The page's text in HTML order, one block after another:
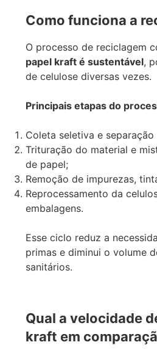
Como funciona a
O processo de reciclagem
papel kraft é sustentável,
de celulose diversas vezes.
Principais etapas do
Coleta seletiva e
Trituração do material e
de papel;
Remoção de impurezas,
Reprocessamento da
embalagens.
Esse ciclo reduz a
primas e diminui o volume
sanitários.
Qual a velocidade
kraft em